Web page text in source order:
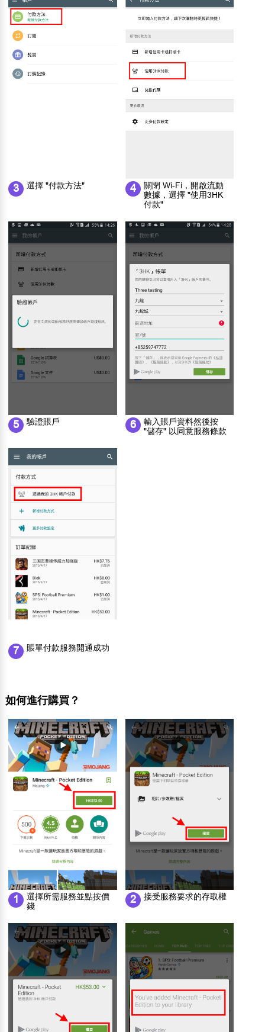
3 選擇 "付款方法" 4
關閉 Wi-Fi，開啟流動
數據，選擇 "使用3HK
付款"
5 驗證賬戶 6
輸入賬戶資料然後按
"儲存" 以同意服務條款
7 賬單付款服務開通成功
如何進行購買？
1
選擇所需服務並點按價
錢
2 接受服務要求的存取權